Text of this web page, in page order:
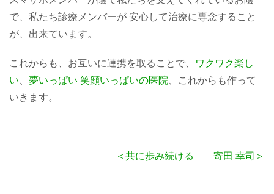
で、私たち診療メンバーが 安心して治療に専念すること
が、出来ています。
これからも、お互いに連携を取ることで、
ワクワク楽し
い
夢いっぱい 笑顔いっぱいの医院 、これからも作って
いきます。
＜共に歩み続ける 寄田 幸司＞